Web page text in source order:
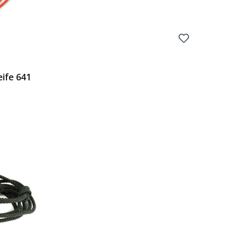
641